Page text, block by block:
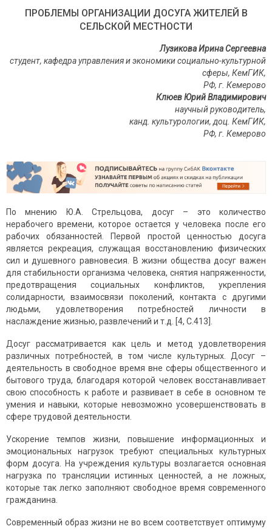
ПРОБЛЕМЫ ОРГАНИЗАЦИИ ДОСУГА ЖИТЕЛЕЙ В
СЕЛЬСКОЙ МЕСТНОСТИ
Лузикова Ирина Сергеевна
студент, кафедра управления и экономики социально-культурной
сферы, КемГИК,
РФ, г. Кемерово
Клюев Юрий Владимирович
научный руководитель,
канд. культурологии, доц. КемГИК,
РФ, г. Кемерово
По мнению Ю.А. Стрельцова, досуг – это количество
нерабочего времени, которое остается у человека после его
рабочих обязанностей. Первой простой ценностью досуга
является рекреация, служащая восстановлению физических
сил и душевного равновесия. В жизни общества досуг важен
для стабильности организма человека, снятия напряженности,
предотвращения социальных конфликтов, укрепления
солидарности, взаимосвязи поколений, контакта с другими
людьми, удовлетворения потребностей личности в
наслаждение жизнью, развлечений и т.д. [4, С.413].
Досуг рассматривается как цель и метод удовлетворения
различных потребностей, в том числе культурных. Досуг –
деятельность в свободное время вне сферы общественного и
бытового труда, благодаря которой человек восстанавливает
свою способность к работе и развивает в себе в основном те
умения и навыки, которые невозможно усовершенствовать в
сфере трудовой деятельности.
Ускорение темпов жизни, повышение информационных и
эмоциональных нагрузок требуют специальных культурных
форм досуга. На учреждения культуры возлагается основная
нагрузка по трансляции истинных ценностей, а не ложных,
которые так легко заполняют свободное время современного
гражданина.
Современный образ жизни не во всем соответствует оптимуму